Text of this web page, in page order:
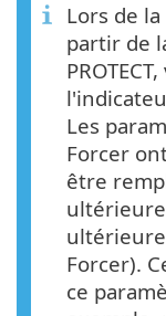
Lors de
partir de
Les
Forcer
être
Forcer).
ce